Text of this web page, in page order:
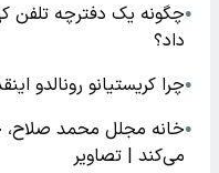
●چگونه یک دفترچه تلفن
داد؟
●چرا کریستیانو رونالدو
●خانه مجلل محمد صلاح،
می‌کند | تصاویر